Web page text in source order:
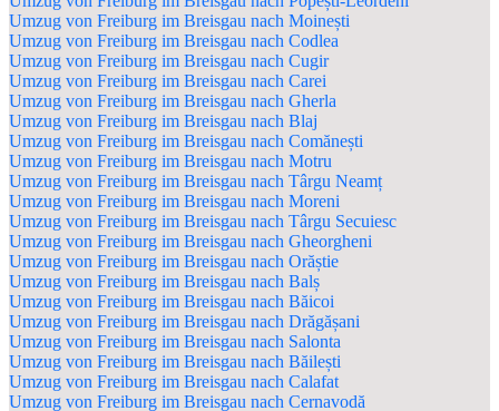
Umzug von Freiburg im Breisgau nach Moinești
Umzug von Freiburg im Breisgau nach Codlea
Umzug von Freiburg im Breisgau nach Cugir
Umzug von Freiburg im Breisgau nach Carei
Umzug von Freiburg im Breisgau nach Gherla
Umzug von Freiburg im Breisgau nach Blaj
Umzug von Freiburg im Breisgau nach Comănești
Umzug von Freiburg im Breisgau nach Motru
Umzug von Freiburg im Breisgau nach Târgu Neamț
Umzug von Freiburg im Breisgau nach Moreni
Umzug von Freiburg im Breisgau nach Târgu Secuiesc
Umzug von Freiburg im Breisgau nach Gheorgheni
Umzug von Freiburg im Breisgau nach Orăștie
Umzug von Freiburg im Breisgau nach Balș
Umzug von Freiburg im Breisgau nach Băicoi
Umzug von Freiburg im Breisgau nach Drăgășani
Umzug von Freiburg im Breisgau nach Salonta
Umzug von Freiburg im Breisgau nach Băilești
Umzug von Freiburg im Breisgau nach Calafat
Umzug von Freiburg im Breisgau nach Cernavodă